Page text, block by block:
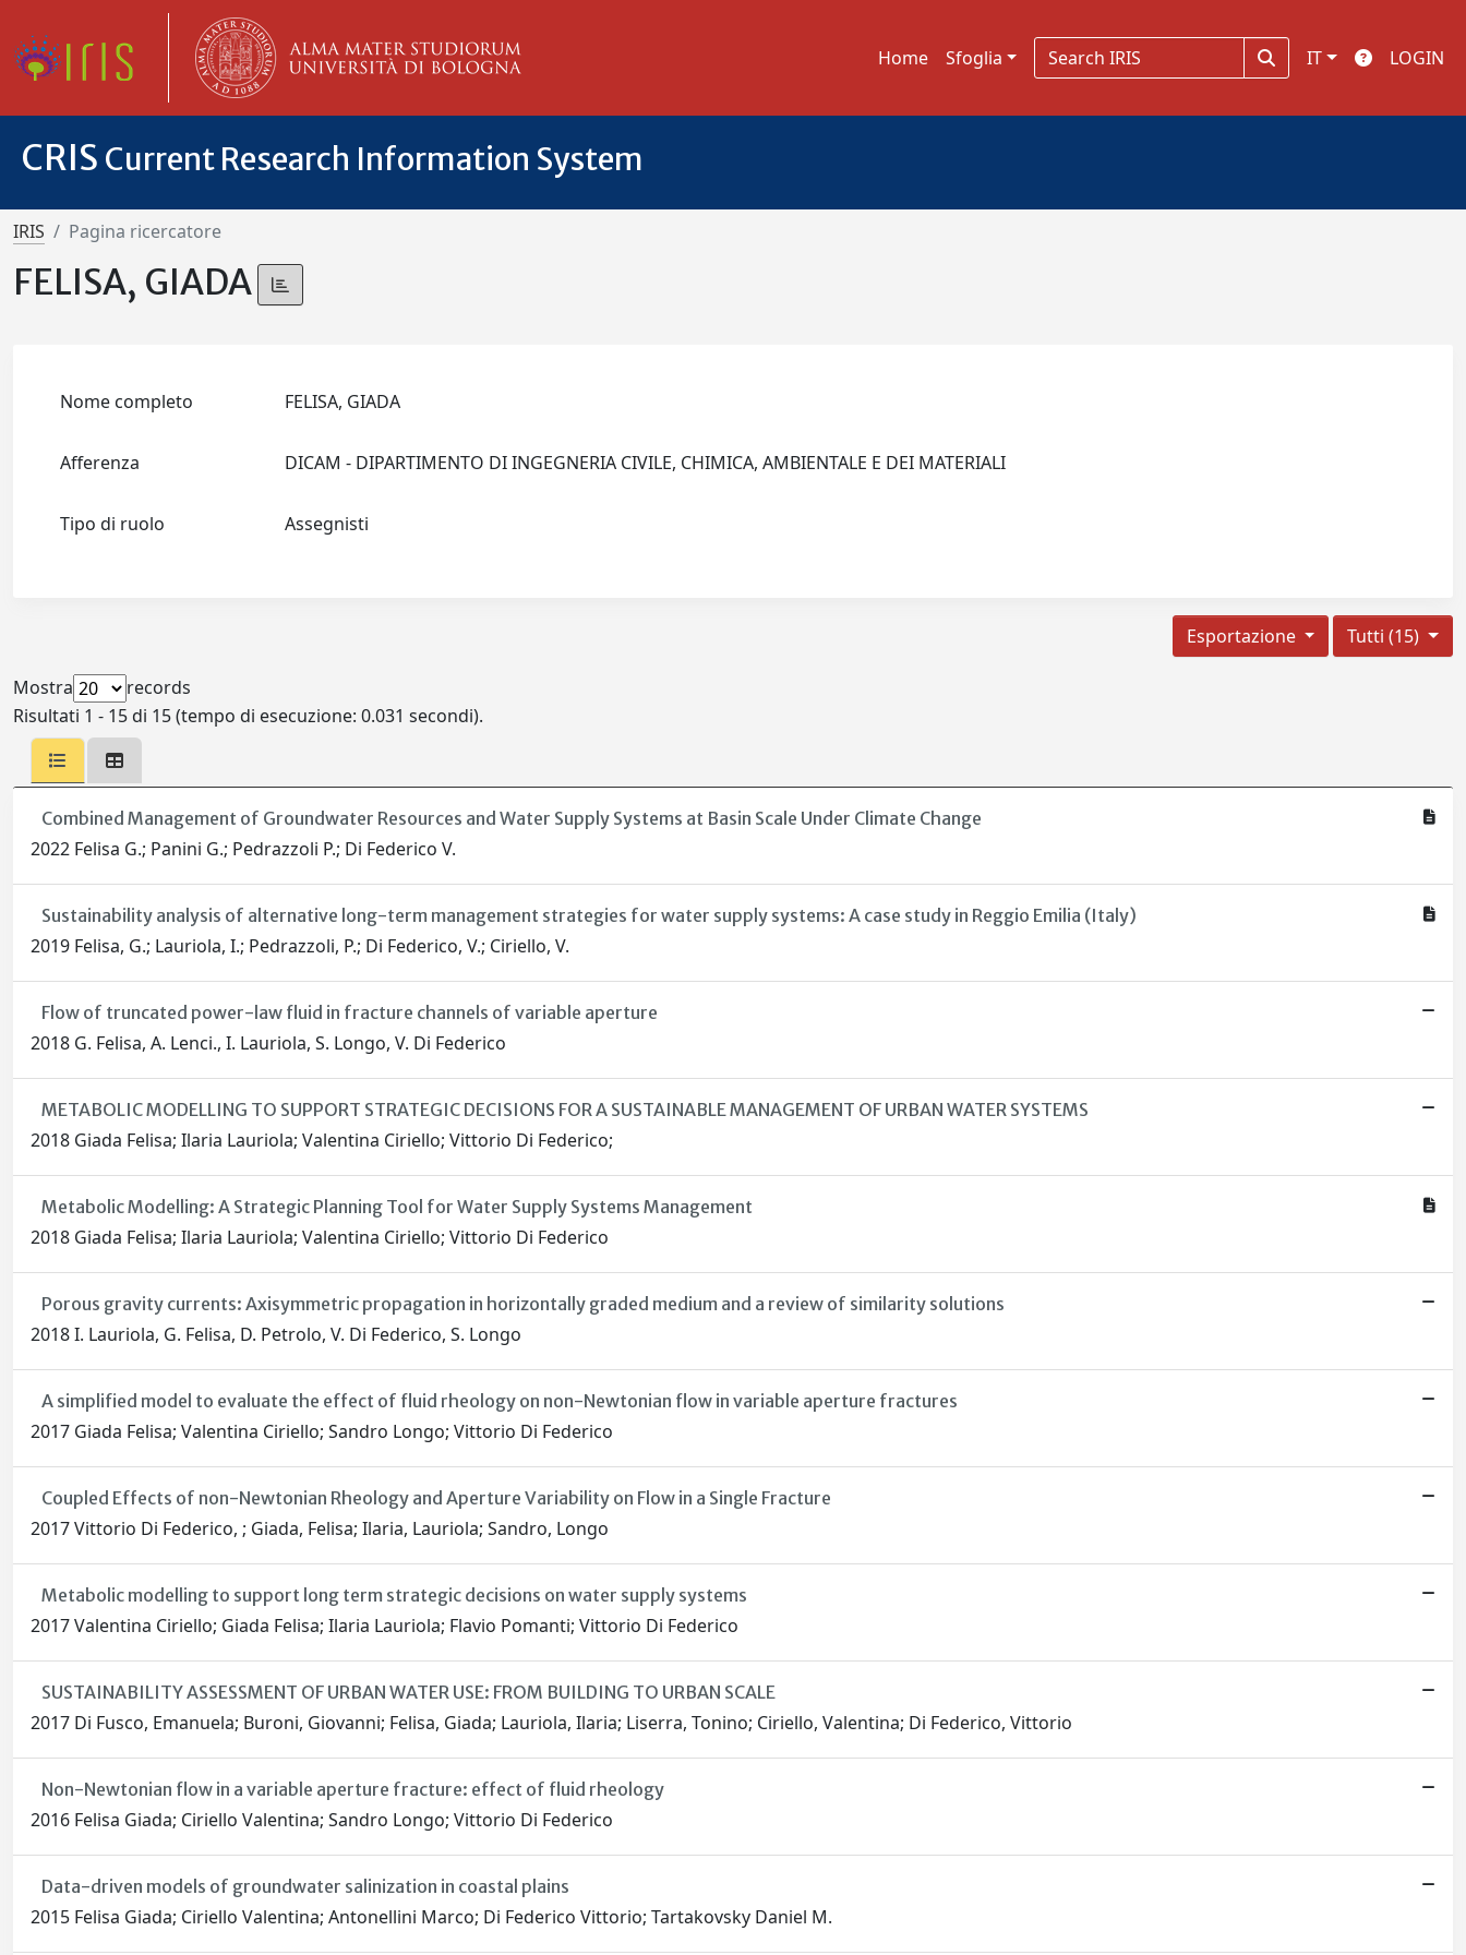
Home Sfoglia IT LOGIN
CRIS Current Research Information System
IRIS Pagina ricercatore
FELISA, GIADA
Nome completo FELISA, GIADA
Afferenza DICAM - DIPARTIMENTO DI INGEGNERIA CIVILE, CHIMICA, AMBIENTALE E DEI MATERIALI
Tipo di ruolo Assegnisti
Tutti (15)
Esportazione
Mostra
records
Risultati 1 - 15 di 15 (tempo di esecuzione: 0.031 secondi).
Combined Management of Groundwater Resources and Water Supply Systems at Basin Scale Under Climate Change
2022 Felisa G.; Panini G.; Pedrazzoli P.; Di Federico V.
Sustainability analysis of alternative long-term management strategies for water supply systems: A case study in Reggio Emilia (Italy)
2019 Felisa, G.; Lauriola, I.; Pedrazzoli, P.; Di Federico, V.; Ciriello, V.
Flow of truncated power-law fluid in fracture channels of variable aperture
2018 G. Felisa, A. Lenci., I. Lauriola, S. Longo, V. Di Federico
METABOLIC MODELLING TO SUPPORT STRATEGIC DECISIONS FOR A SUSTAINABLE MANAGEMENT OF URBAN WATER SYSTEMS
2018 Giada Felisa; Ilaria Lauriola; Valentina Ciriello; Vittorio Di Federico;
Metabolic Modelling: A Strategic Planning Tool for Water Supply Systems Management
2018 Giada Felisa; Ilaria Lauriola; Valentina Ciriello; Vittorio Di Federico
Porous gravity currents: Axisymmetric propagation in horizontally graded medium and a review of similarity solutions
2018 I. Lauriola, G. Felisa, D. Petrolo, V. Di Federico, S. Longo
A simplified model to evaluate the effect of fluid rheology on non-Newtonian flow in variable aperture fractures
2017 Giada Felisa; Valentina Ciriello; Sandro Longo; Vittorio Di Federico
Coupled Effects of non-Newtonian Rheology and Aperture Variability on Flow in a Single Fracture
2017 Vittorio Di Federico, ; Giada, Felisa; Ilaria, Lauriola; Sandro, Longo
Metabolic modelling to support long term strategic decisions on water supply systems
2017 Valentina Ciriello; Giada Felisa; Ilaria Lauriola; Flavio Pomanti; Vittorio Di Federico
SUSTAINABILITY ASSESSMENT OF URBAN WATER USE: FROM BUILDING TO URBAN SCALE
2017 Di Fusco, Emanuela; Buroni, Giovanni; Felisa, Giada; Lauriola, Ilaria; Liserra, Tonino; Ciriello, Valentina; Di Federico, Vittorio
Non-Newtonian flow in a variable aperture fracture: effect of fluid rheology
2016 Felisa Giada; Ciriello Valentina; Sandro Longo; Vittorio Di Federico
Data-driven models of groundwater salinization in coastal plains
2015 Felisa Giada; Ciriello Valentina; Antonellini Marco; Di Federico Vittorio; Tartakovsky Daniel M.